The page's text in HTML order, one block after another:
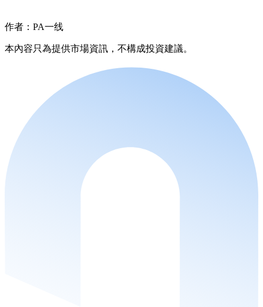
作者：PA一线
本內容只為提供市場資訊，不構成投資建議。